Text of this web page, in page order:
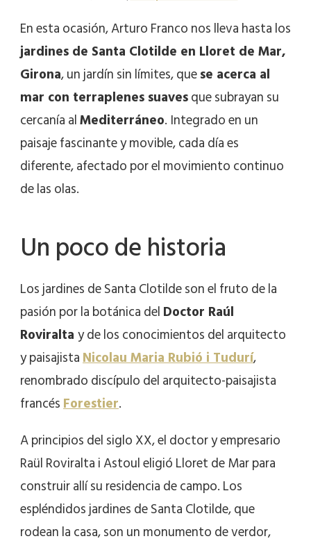
En esta ocasión, Arturo Franco nos lleva hasta los
jardines de Santa Clotilde en Lloret de Mar,
Girona, un jardín sin límites, quese acerca al
mar con terraplenes suavesque subrayan su
cercanía alMediterráneo. Integrado en un
paisaje fascinante y movible, cada día es
diferente, afectado por el movimiento continuo
de las olas.
Un poco de historia
Los jardines de Santa Clotilde son el fruto de la
pasión por la botánica delDoctor Raúl
Roviraltay de los conocimientos del arquitecto
y paisajistaNicolau Maria Rubió i Tudurí,
renombrado discípulo del arquitecto-paisajista
francésForestier.
A principios del siglo XX, el doctor y empresario
Raül Roviralta i Astoul eligió Lloret de Mar para
construir allí su residencia de campo. Los
espléndidos jardines de Santa Clotilde, que
rodean la casa, son un monumento de verdor,